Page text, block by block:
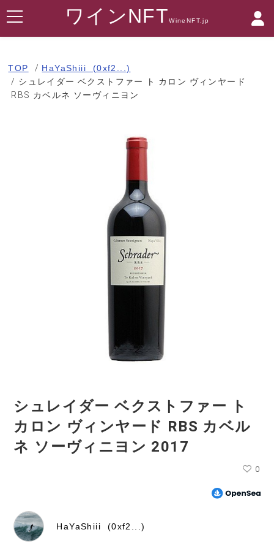
ワインNFTWineNFT.jp
TOP
HaYaShiii (0xf2...)
シュレイダー ベクストファー ト カロン ヴィンヤード
RBS カベルネ ソーヴィニヨン
シュレイダー ベクストファー ト
カロン ヴィンヤード RBS カベル
ネ ソーヴィニヨン 2017
0
HaYaShiii (0xf2...)